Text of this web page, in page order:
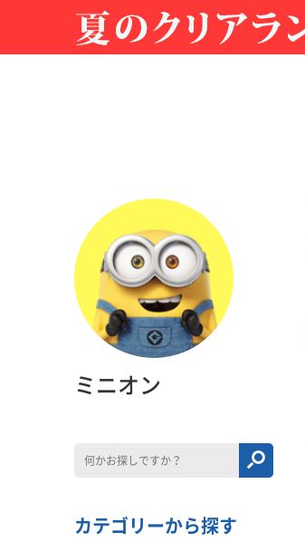
ミニオン
カテゴリーから探す